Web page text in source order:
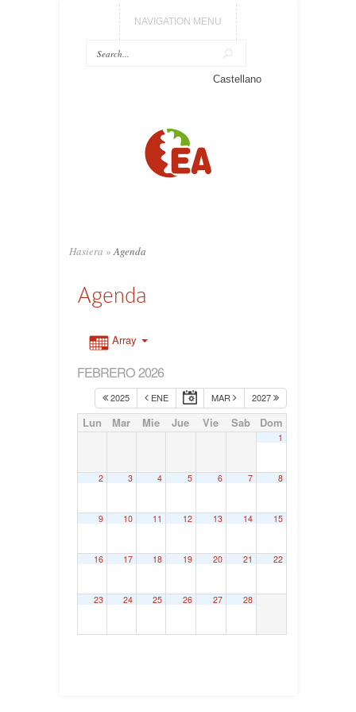
NAVIGATION MENU
Castellano
Hasiera » Agenda
Agenda
Array
FEBRERO 2026
2025 ENE MAR 2027
Lun Mar Mie Jue Vie Sab Dom
1
2 3 4 5 6 7 8
9 10 11 12 13 14 15
16 17 18 19 20 21 22
23 24 25 26 27 28